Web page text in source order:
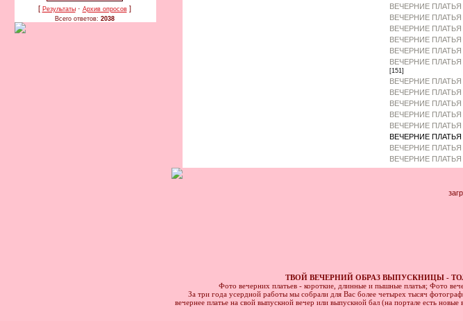
[ Результаты· Архив опросов]
Всего ответов: 2038
ВЕЧЕРНИЕ ПЛАТЬЯ
ВЕЧЕРНИЕ ПЛАТЬЯ
ВЕЧЕРНИЕ ПЛАТЬЯ
ВЕЧЕРНИЕ ПЛАТЬЯ
ВЕЧЕРНИЕ ПЛАТЬЯ
ВЕЧЕРНИЕ ПЛАТЬЯ
[151]
ВЕЧЕРНИЕ ПЛАТЬЯ
ВЕЧЕРНИЕ ПЛАТЬЯ
ВЕЧЕРНИЕ ПЛАТЬЯ
ВЕЧЕРНИЕ ПЛАТЬЯ
ВЕЧЕРНИЕ ПЛАТЬЯ
ВЕЧЕРНИЕ ПЛАТЬЯ
ВЕЧЕРНИЕ ПЛАТЬЯ
ВЕЧЕРНИЕ ПЛАТЬЯ
ТВОЙ ВЕЧЕРНИЙ ОБРАЗ ВЫПУСКНИЦЫ -
Фото вечерних платьев - короткие, длинные и пышные платья; Фото
За три года усердной работы мы собрали для Вас более четырех тысяч
вечернее платье на свой выпускной вечер или выпускной бал (на портале есть